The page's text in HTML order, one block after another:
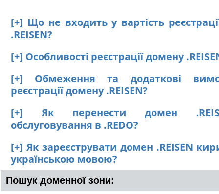
[+] Що не входить у вартість
.REISEN?
[+] Особливості реєстрації домену
[+] Обмеження та додаткові
реєстрації домену .REISEN?
[+] Як перенести домен
обслуговування в .REDO?
[+] Як зареєструвати домен .REISEN
українською мовою?
Пошук доменної зони: